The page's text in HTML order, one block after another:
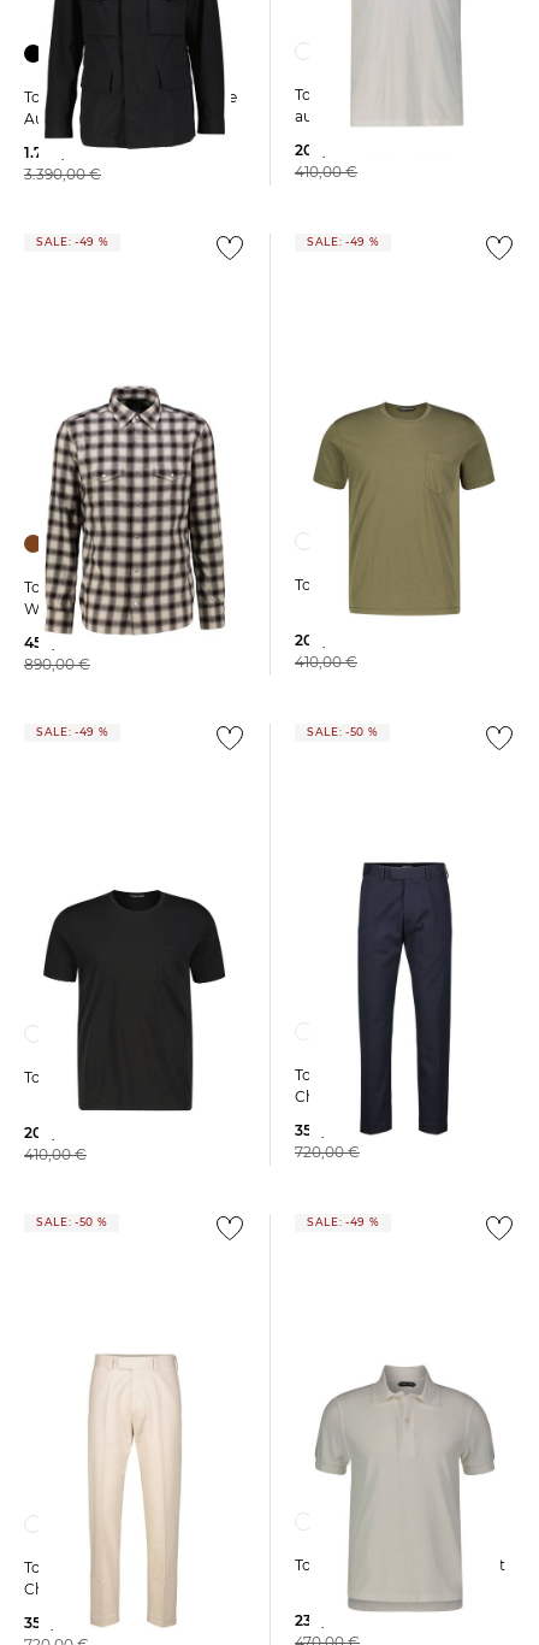
Tom Ford | Herren Feldjacke
Aus Baumwolle und Seide
1.700,00 €
3.390,00 €
Tom Ford | Herren T-Shirt
aus Baumwolle und Seide
209,99 €
410,00 €
SALE: -49 %
Tom Ford | Herren Hemd
WESTERN FLUID Slim Fit
450,00 €
890,00 €
SALE: -49 %
209,99 €
410,00 €
SALE: -49 %
209,99 €
410,00 €
SALE: -50 %
Tom Ford | Herren
Chinohose
359,99 €
720,00 €
SALE: -50 %
Tom Ford | Herren
Chinohose
359,99 €
SALE: -49 %
Tom Ford | Herren Poloshirt
239,99 €